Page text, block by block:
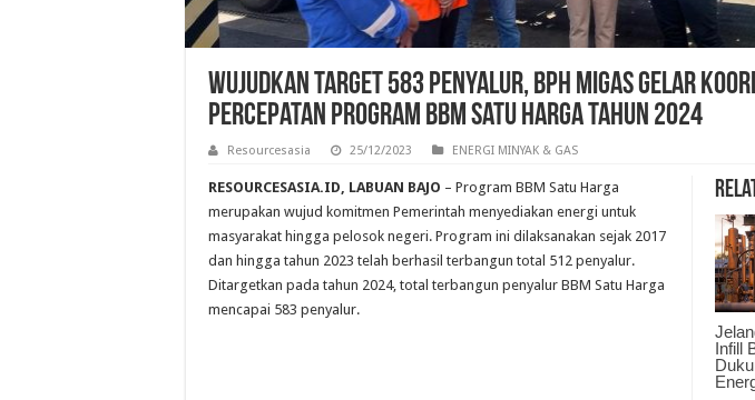
Wujudkan Target 583 Penyalur, BPH Migas Gelar
Percepatan Program BBM Satu Harga Tahun 2024
Resourcesasia 25/12/2023 ENERGI MINYAK & GAS
Infill
RESOURCESASIA.ID, LABUAN BAJO – Program BBM Satu Harga
merupakan wujud komitmen Pemerintah menyediakan energi untuk
masyarakat hingga pelosok negeri. Program ini dilaksanakan sejak 2017
dan hingga tahun 2023 telah berhasil terbangun total 512 penyalur.
Ditargetkan pada tahun 2024, total terbangun penyalur BBM Satu Harga
mencapai 583 penyalur.